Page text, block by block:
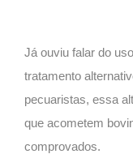
Já ouviu falar do
tratamento
pecuaristas, essa
que acometem
comprovados.